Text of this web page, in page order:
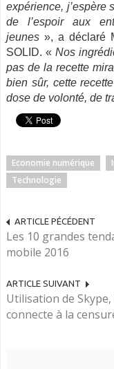
expérience, j’espère
de l’espoir aux
jeunes », a déclaré
SOLID. « Nos
pas de la recette
bien sûr, cette
dose de volonté, de
Economie numérique
Technologie
ARTICLE PÉCÉDENT
Les 10 grandes
mobile 2016
ARTICLE SUIVANT
Utilisation de
connecte à la